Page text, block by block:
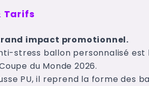
Tarifs
impact promotionnel.
stress ballon personnalisé est
du Monde 2026.
PU, il reprend la forme des